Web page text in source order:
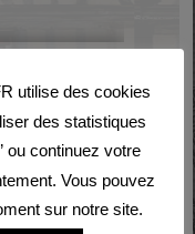
ne
Les
utilise des cookies
des statistiques
ou continuez votre
Vous pouvez
sur notre site.